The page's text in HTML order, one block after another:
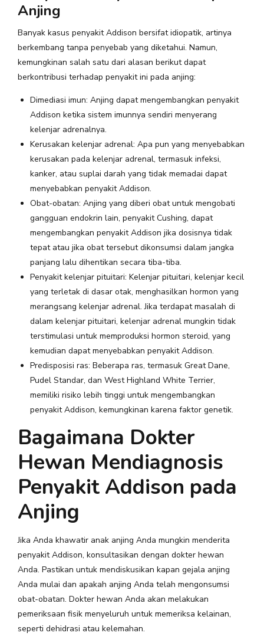
Anjing
Banyak kasus penyakit Addison bersifat idiopatik, artinya
berkembang tanpa penyebab yang diketahui. Namun,
kemungkinan salah satu dari alasan berikut dapat
berkontribusi terhadap penyakit ini pada anjing:
Dimediasi imun: Anjing dapat mengembangkan penyakit
Addison ketika sistem imunnya sendiri menyerang
kelenjar adrenalnya.
Kerusakan kelenjar adrenal: Apa pun yang menyebabkan
kerusakan pada kelenjar adrenal, termasuk infeksi,
kanker, atau suplai darah yang tidak memadai dapat
menyebabkan penyakit Addison.
Obat-obatan: Anjing yang diberi obat untuk mengobati
gangguan endokrin lain, penyakit Cushing, dapat
mengembangkan penyakit Addison jika dosisnya tidak
tepat atau jika obat tersebut dikonsumsi dalam jangka
panjang lalu dihentikan secara tiba-tiba.
Penyakit kelenjar pituitari: Kelenjar pituitari, kelenjar kecil
yang terletak di dasar otak, menghasilkan hormon yang
merangsang kelenjar adrenal. Jika terdapat masalah di
dalam kelenjar pituitari, kelenjar adrenal mungkin tidak
terstimulasi untuk memproduksi hormon steroid, yang
kemudian dapat menyebabkan penyakit Addison.
Predisposisi ras: Beberapa ras, termasuk Great Dane,
Pudel Standar, dan West Highland White Terrier,
memiliki risiko lebih tinggi untuk mengembangkan
penyakit Addison, kemungkinan karena faktor genetik.
Bagaimana Dokter
Hewan Mendiagnosis
Penyakit Addison pada
Anjing
Jika Anda khawatir anak anjing Anda mungkin menderita
penyakit Addison, konsultasikan dengan dokter hewan
Anda. Pastikan untuk mendiskusikan kapan gejala anjing
Anda mulai dan apakah anjing Anda telah mengonsumsi
obat-obatan. Dokter hewan Anda akan melakukan
pemeriksaan fisik menyeluruh untuk memeriksa kelainan,
seperti dehidrasi atau kelemahan.